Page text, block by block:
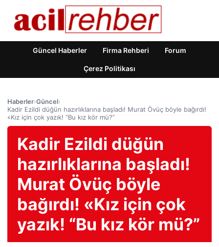
Güncel Haberler Firma Rehberi Forum
Çerez Politikası
Haberler›Güncel›
Kadir Ezildi düğün hazırlıklarına başladı! Murat Övüç böyle bağırdı!
«Kız için çok yazık! “Bu kız kör mü?”
Kadir Ezildi düğün
hazırlıklarına başladı!
Murat Övüç böyle
bağırdı! «Kız için çok
yazık! “Bu kız kör mü?”